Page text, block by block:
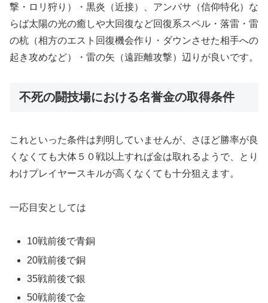
撃・ロリ狩り）・黒炎（近接）、アンバサ（信仰特化）な
らば太陽の光の癒しや大回復など回復系スペル・落雷・雷
の杭（相方のエスト回復機会作り・ダウンさせた相手への
起き攻めなど）・雷の矢（遠距離攻撃）辺りが良いです。
不死の闘技場における名誉金の取得条件
これといった条件は判明していませんが、さほど勝率が良
くなくても大体５０戦以上すれば金は取れるようで、とり
わけプレイヤースキルが高くなくても十分狙えます。
一応目安としては
10戦前後で青銅
20戦前後で銅
35戦前後で銀
50戦前後で金